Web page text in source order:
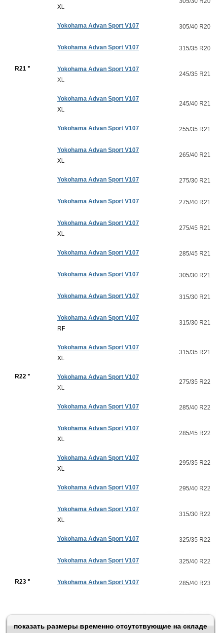
XL
Yokohama Advan Sport V107 305/40 R20
Yokohama Advan Sport V107 315/35 R20
R21 "
Yokohama Advan Sport V107
XL
245/35 R21
Yokohama Advan Sport V107
XL
245/40 R21
Yokohama Advan Sport V107 255/35 R21
Yokohama Advan Sport V107
XL
265/40 R21
Yokohama Advan Sport V107 275/30 R21
Yokohama Advan Sport V107 275/40 R21
Yokohama Advan Sport V107
XL
275/45 R21
Yokohama Advan Sport V107 285/45 R21
Yokohama Advan Sport V107 305/30 R21
Yokohama Advan Sport V107 315/30 R21
Yokohama Advan Sport V107
RF
315/30 R21
Yokohama Advan Sport V107
XL
315/35 R21
R22 "
Yokohama Advan Sport V107
XL
275/35 R22
Yokohama Advan Sport V107 285/40 R22
Yokohama Advan Sport V107
XL
285/45 R22
Yokohama Advan Sport V107
XL
295/35 R22
Yokohama Advan Sport V107 295/40 R22
Yokohama Advan Sport V107
XL
315/30 R22
Yokohama Advan Sport V107 325/35 R22
Yokohama Advan Sport V107 325/40 R22
R23 " Yokohama Advan Sport V107 285/40 R23
показать размеры временно отсутствующие на складе